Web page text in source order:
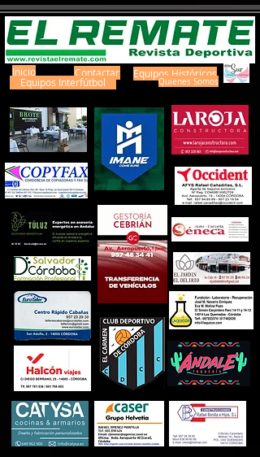
Inicio Contactar
Equipos Interfútbol
Equipos Históricos
Quienes Somos